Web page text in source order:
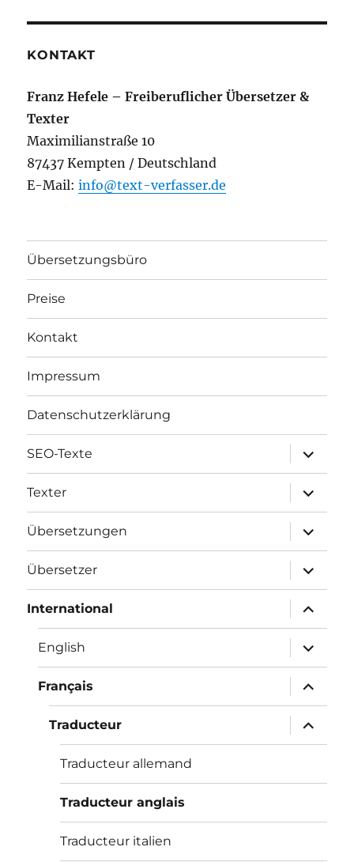
KONTAKT
Franz Hefele – Freiberuflicher Übersetzer &
Texter
Maximilianstraße 10
87437 Kempten / Deutschland
E-Mail:info@text-verfasser.de
Übersetzungsbüro
Preise
Kontakt
Impressum
Datenschutzerklärung
SEO-Texte
öffnen
Texter
öffnen
Übersetzungen
öffnen
Übersetzer
öffnen
International
öffnen
English
öffnen
Français
öffnen
Traducteur
öffnen
Traducteur allemand
Traducteur anglais
Traducteur italien